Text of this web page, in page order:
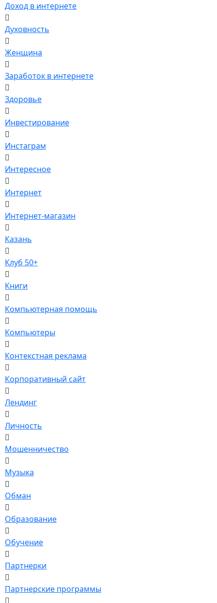
Доход в интернете
Духовность
Женщина
Заработок в интернете
Здоровье
Инвестирование
Инстаграм
Интересное
Интернет
Интернет-магазин
Казань
Клуб 50+
Книги
Компьютерная помощь
Компьютеры
Контекстная реклама
Корпоративный сайт
Лендинг
Личность
Мошенничество
Музыка
Обман
Образование
Обучение
Партнерки
Партнерские программы